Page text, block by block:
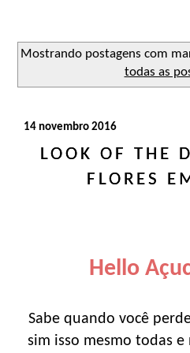
Mostrando postagens com
todas as
14 novembro 2016
LOOK OF THE
FLORES
Hello
Sabe quando você
sim isso mesmo todas